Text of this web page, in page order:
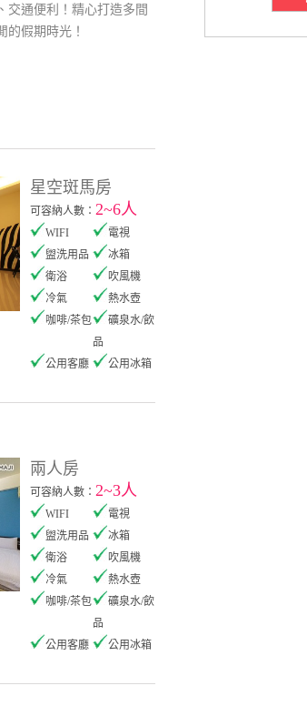
交通便利！精心打造多間
的假期時光！
星空斑馬房
可容納人數： 2~6人
WIFI
電視
盥洗用品
冰箱
衛浴
吹風機
冷氣
熱水壺
咖啡/茶包
礦泉水/飲
品
公用客廳
公用冰箱
兩人房
可容納人數： 2~3人
WIFI
電視
盥洗用品
冰箱
衛浴
吹風機
冷氣
熱水壺
咖啡/茶包
礦泉水/飲
品
公用客廳
公用冰箱